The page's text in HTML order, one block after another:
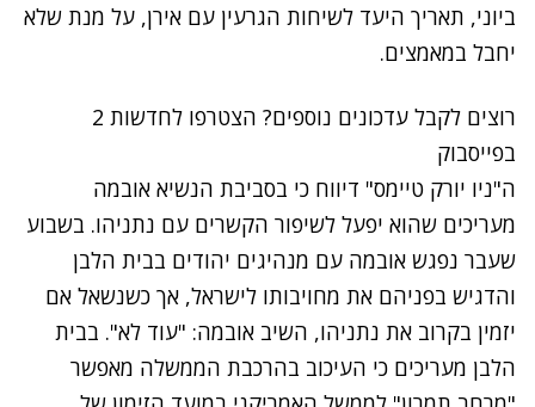
ביוני, תאריך היעד לשיחות הגרעין עם אירן, על מנת שלא
יחבל במאמצים.
רוצים לקבל עדכונים נוספים? הצטרפו לחדשות 2
בפייסבוק
ה"ניו יורק טיימס" דיווח כי בסביבת הנשיא אובמה
מעריכים שהוא יפעל לשיפור הקשרים עם נתניהו. בשבוע
שעבר נפגש אובמה עם מנהיגים יהודים בבית הלבן
והדגיש בפניהם את מחויבותו לישראל, אך כשנשאל אם
יזמין בקרוב את נתניהו, השיב אובמה: "עוד לא". בבית
הלבן מעריכים כי העיכוב בהרכבת הממשלה מאפשר